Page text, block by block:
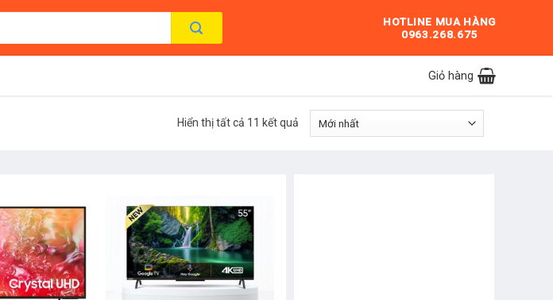
HOTLINE MUA HÀNG
0963.268.675
Giỏ hàng
Hiển thị tất cả 11 kết quả